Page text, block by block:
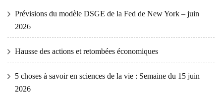
Prévisions du modèle DSGE de la Fed de New York – juin
2026
Hausse des actions et retombées économiques
5 choses à savoir en sciences de la vie : Semaine du 15 juin
2026